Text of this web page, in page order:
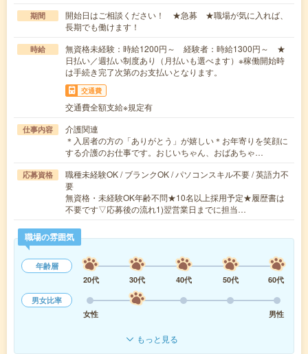
期間
開始日はご相談ください！ ★急募 ★職場が気に入れば、
長期でも働けます！
時給
無資格未経験：時給1200円～ 経験者：時給1300円～ ★
日払い／週払い制度あり（月払いも選べます）※稼働開始時
は手続き完了次第のお支払いとなります。
交通費
交通費全額支給※規定有
仕事内容
介護関連
＊入居者の方の「ありがとう」が嬉しい＊お年寄りを笑顔に
する介護のお仕事です。おじいちゃん、おばあちゃ…
応募資格
職種未経験OK / ブランクOK / パソコンスキル不要 / 英語力不
要
無資格・未経験OK年齢不問★10名以上採用予定★履歴書は
不要です▽応募後の流れ1)翌営業日までに担当…
職場の雰囲気
年齢層
20代
30代 40代 50代
60代
男女比率
女性
男性
もっと見る